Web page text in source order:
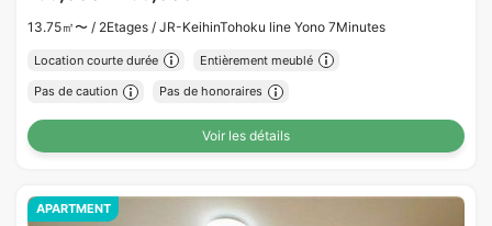
13.75㎡〜 / 2Etages / JR-KeihinTohoku line Yono 7Minutes
Location courte durée Entièrement meublé
Pas de caution Pas de honoraires
Voir les détails
APARTMENT